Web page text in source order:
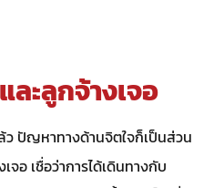
ะลูกจ้างเจอ
ปัญหาทางด้านจิตใจก็เป็นส่วน
อ เชื่อว่าการได้เดินทางกับ